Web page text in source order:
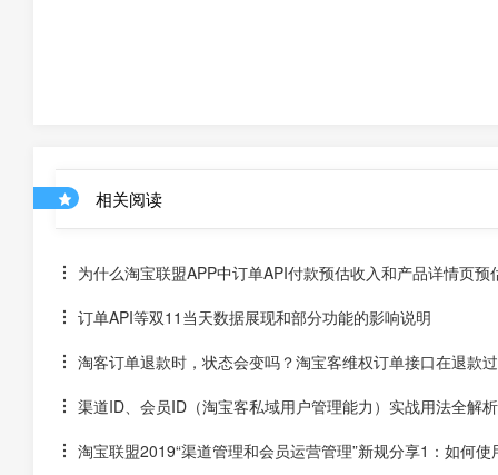
相关阅读
为什么淘宝联盟APP中订单API付款预估收入和产品详情页预
订单API等双11当天数据展现和部分功能的影响说明
淘客订单退款时，状态会变吗？淘宝客维权订单接口在退款
渠道ID、会员ID（淘宝客私域用户管理能力）实战用法全解
淘宝联盟2019“渠道管理和会员运营管理”新规分享1：如何